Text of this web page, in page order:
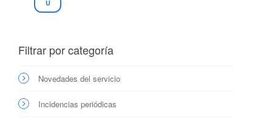
U
Filtrar por categoría
Novedades del servicio
Incidencias periódicas